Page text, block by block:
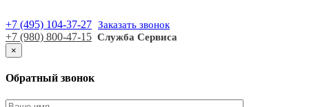
+7 (495) 104-37-27 Заказать звонок
+7 (980) 800-47-15 Служба Сервиса
×
Обратный звонок